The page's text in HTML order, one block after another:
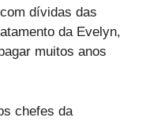
dívidas das
da Evelyn,
muitos anos
chefes da